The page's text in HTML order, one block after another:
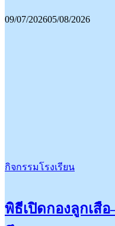
09/07/202605/08/2026
กิจกรรมโรงเรียน
พิธีเปิดกองลูกเสือ